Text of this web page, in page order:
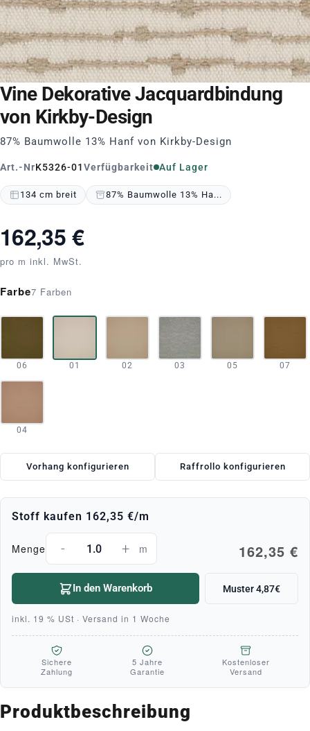
Vine Dekorative Jacquardbindung
von Kirkby-Design
87% Baumwolle 13% Hanf von Kirkby-Design
Art.-NrK5326-01Verfügbarkeit Auf Lager
134 cm breit 87% Baumwolle 13% Ha...
162,35 €
pro m inkl. MwSt.
Farbe7 Farben
06 01 02 03 05 07
04
Vorhang konfigurieren Raffrollo konfigurieren
Stoff kaufen 162,35 €/m
Menge - + m 162,35 €
In den Warenkorb Muster 4,87€
inkl. 19 % USt · Versand in 1 Woche
Sichere
Zahlung
5 Jahre
Garantie
Kostenloser
Versand
Produktbeschreibung